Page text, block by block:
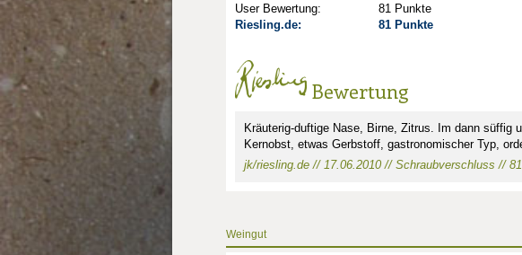
User Bewertung:
81 Punkte
Riesling.de:
81 Punkte
Bewertung
Kräuterig-duftige Nase, Birne, Zitrus. Im dann süffig
Kernobst, etwas Gerbstoff, gastronomischer Typ,
jk/riesling.de // 17.06.2010 // Schraubverschluss //
Weingut
2.5 2.5
Punkte: 3